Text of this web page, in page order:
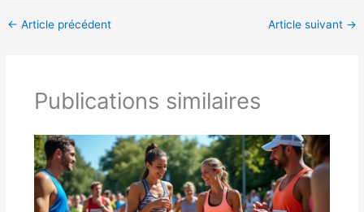
← Article précédent Article suivant →
Publications similaires